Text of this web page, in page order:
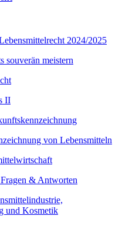
2024/2025
souverän meistern
II
von Lebensmitteln
& Antworten
und Kosmetik